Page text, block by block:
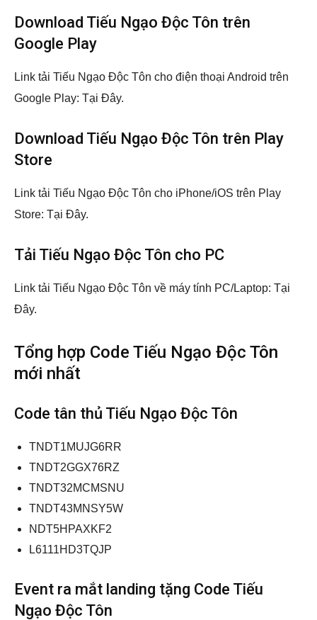
Download Tiếu Ngạo Độc Tôn trên
Google Play
Link tải Tiếu Ngạo Độc Tôn cho điện thoại Android trên
Google Play: Tại Đây.
Download Tiếu Ngạo Độc Tôn trên Play
Store
Link tải Tiếu Ngạo Độc Tôn cho iPhone/iOS trên Play
Store: Tại Đây.
Tải Tiếu Ngạo Độc Tôn cho PC
Link tải Tiếu Ngạo Độc Tôn về máy tính PC/Laptop: Tại
Đây.
Tổng hợp Code Tiếu Ngạo Độc Tôn
mới nhất
Code tân thủ Tiếu Ngạo Độc Tôn
TNDT1MUJG6RR
TNDT2GGX76RZ
TNDT32MCMSNU
TNDT43MNSY5W
NDT5HPAXKF2
L6111HD3TQJP
Event ra mắt landing tặng Code Tiếu
Ngạo Độc Tôn